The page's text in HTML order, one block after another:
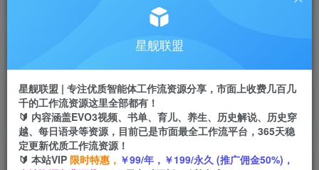
每周免费工作流体验
站长招募
推荐
项目周期预估10年
星舰联盟
星舰联盟 | 专注优质智能体工作流资源分享，市面上收费几百几
千的工作流资源这里全部都有！
🔰 内容涵盖EVO3视频、书单、育儿、养生、历史解说、历史穿
越、每日语录等资源，目前已是市面最全工作流平台，365天稳
定更新优质工作流资源！
🔰 本站VIP 限时特惠， ￥99/年，￥199/永久 (推广佣金50%)，